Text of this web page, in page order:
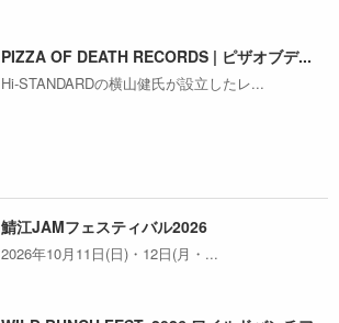
PIZZA OF DEATH RECORDS | ピザオブデ...
Hi-STANDARDの横山健氏が設立したレ...
鯖江JAMフェスティバル2026
2026年10月11日(日)・12日(月・...